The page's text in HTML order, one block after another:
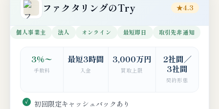
ファクタリングのTry ★4.3
個人事業主 法人 オンライン 最短即日 取引先非通知
3%〜
手数料
最短3時間
入金
3,000万円
買取上限
2社間／
3社間
契約形態
初回限定キャッシュバックあり